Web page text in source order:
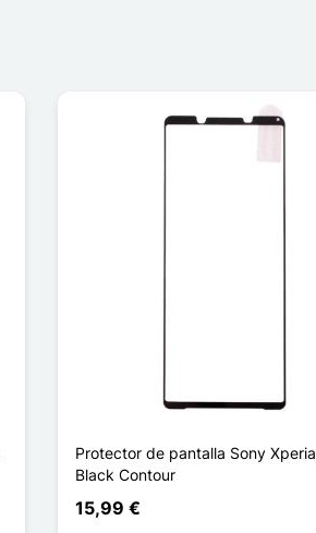
Protector de pantalla Sony
Black Contour
15,99 €